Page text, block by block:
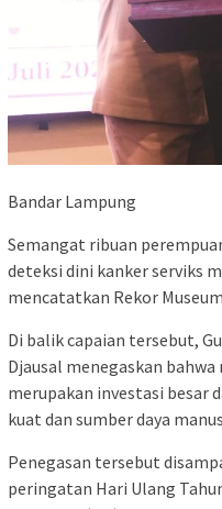
Bandar Lampung
Semangat ribuan
deteksi dini kanker serviks
mencatatkan Rekor
Di balik capaian tersebut,
Djausal menegaskan
merupakan investasi besar
kuat dan sumber daya
Penegasan tersebut
peringatan Hari Ulang